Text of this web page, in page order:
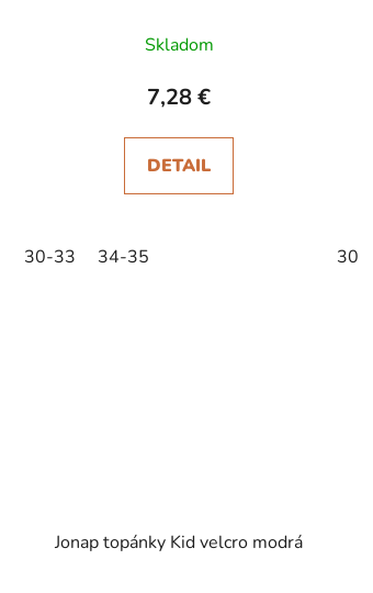
Skladom
7,28 €
DETAIL
30-33 34-35 30
Jonap topánky Kid velcro modrá